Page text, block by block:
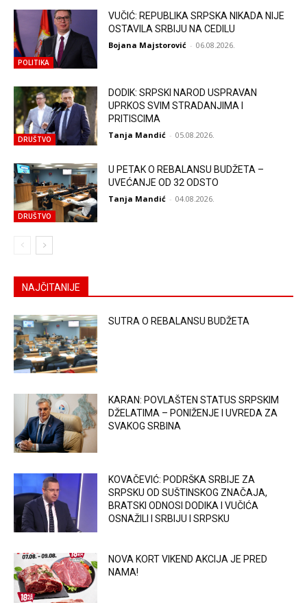
POLITIKA
VUČIĆ: REPUBLIKA SRPSKA NIKADA NIJE
OSTAVILA SRBIJU NA CEDILU
Bojana Majstorović - 06.08.2026.
DRUŠTVO
DODIK: SRPSKI NAROD USPRAVAN
UPRKOS SVIM STRADANJIMA I
PRITISCIMA
Tanja Mandić - 05.08.2026.
DRUŠTVO
U PETAK O REBALANSU BUDŽETA –
UVEĆANJE OD 32 ODSTO
Tanja Mandić - 04.08.2026.
NAJČITANIJE
SUTRA O REBALANSU BUDŽETA
KARAN: POVLAŠTEN STATUS SRPSKIM
DŽELATIMA – PONIŽENJE I UVREDA ZA
SVAKOG SRBINA
KOVAČEVIĆ: PODRŠKA SRBIJE ZA
SRPSKU OD SUŠTINSKOG ZNAČAJA,
BRATSKI ODNOSI DODIKA I VUČIĆA
OSNAŽILI I SRBIJU I SRPSKU
NOVA KORT VIKEND AKCIJA JE PRED
NAMA!